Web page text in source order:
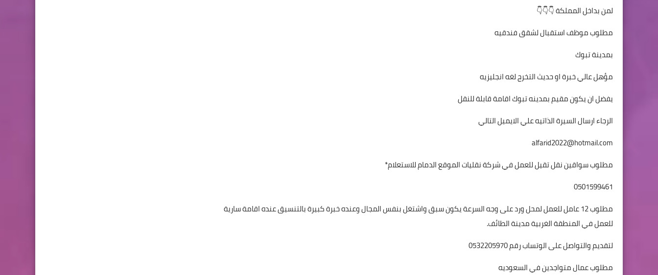
لمن بداخل المملكة 👇👇👇
مطلوب موظف استقبال لشقق فندقيه
بمدينة تبوك
مؤهل عالي خبرة او حديث التخرج لغه انجليزيه
يفضل ان يكون مقيم بمدينه تبوك اقامة قابلة للنقل
الرجاء ارسال السيرة الذاتيه علي الايميل التالي
alfarid2022@hotmail.com
مطلوب سواقين نقل تقيل للعمل في شركة نقليات الموقع الدمام للاستعلام*
0501599461
مطلوب 12 عامل للعمل لمحل ورد على وجه السرعة يكون سبق واشتغل بنفس المجال وعنده خبرة كبيرة بالتنسيق عنده اقامة سارية
للعمل في المنطقة الغربية مدينة الطائف.
لتقديم والتواصل على الوتساب رقم 0532205970
مطلوب عمال متواجدين في السعوديه